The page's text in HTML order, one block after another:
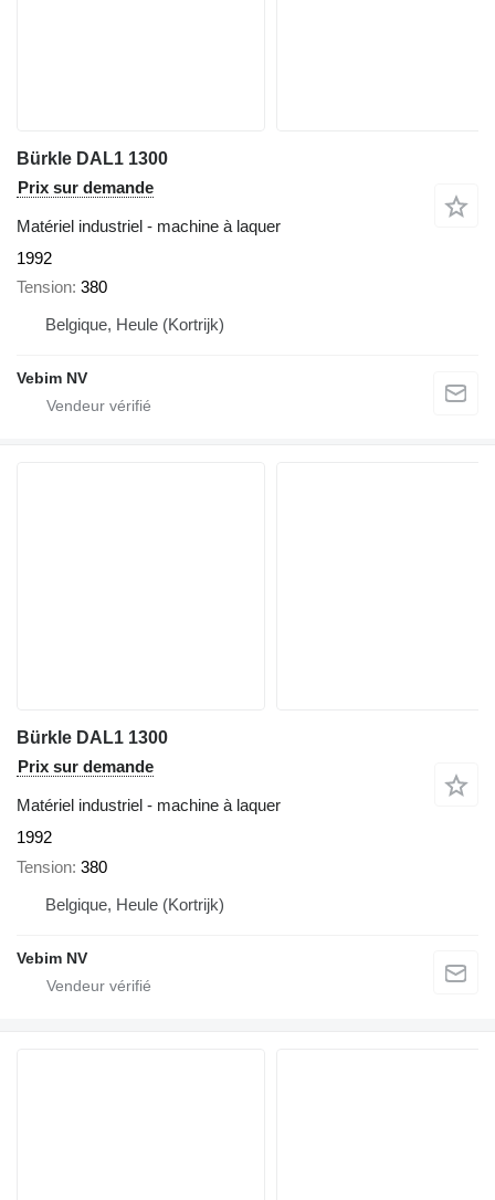
Bürkle DAL1 1300
Prix sur demande
Matériel industriel - machine à laquer
1992
Tension 380
Belgique, Heule (Kortrijk)
Vebim NV
Bürkle DAL1 1300
Prix sur demande
Matériel industriel - machine à laquer
1992
Tension 380
Belgique, Heule (Kortrijk)
Vebim NV